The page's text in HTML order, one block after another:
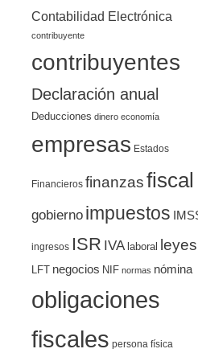
Contabilidad Electrónica
contribuyente
contribuyentes
Declaración anual
Deducciones dinero economía
empresas Estados
Financieros finanzasfiscal
gobierno impuestos
ingresos ISR IVA laboral leyes
LFT negocios NIF normas nómina
obligaciones
fiscales persona física